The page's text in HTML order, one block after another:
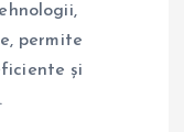
permite
și